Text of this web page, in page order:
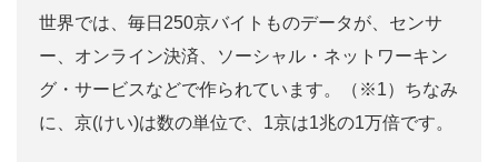
世界では、毎日250京バイトものデータが、センサ
ー、オンライン決済、ソーシャル・ネットワーキン
グ・サービスなどで作られています。（※1）ちなみ
に、京(けい)は数の単位で、1京は1兆の1万倍です。